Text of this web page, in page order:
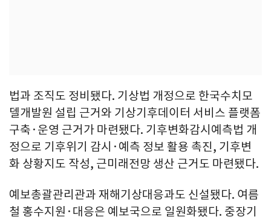
법과 조직도 정비됐다. 기상법 개정으로 한국수치모
델개발원 설립 근거와 기상기후데이터 서비스 플랫폼
구축·운영 근거가 마련됐다. 기후변화감시예측법 개
정으로 기후위기 감시·예측 정보 활용 촉진, 기후변
화 상황지도 작성, 근미래전망 생산 근거도 마련됐다.
예보총괄관리관과 재해기상대응과도 신설됐다. 여름
철 홍수지원·대응은 예보국으로 일원화됐다. 중장기